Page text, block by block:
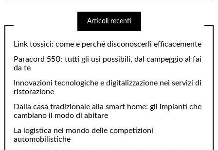
Articoli recenti
Link tossici: come e perché disconoscerli efficacemente
Paracord 550: tutti gli usi possibili, dal campeggio al fai
da te
Innovazioni tecnologiche e digitalizzazione nei servizi di
ristorazione
Dalla casa tradizionale alla smart home: gli impianti che
cambiano il modo di abitare
La logistica nel mondo delle competizioni
automobilistiche